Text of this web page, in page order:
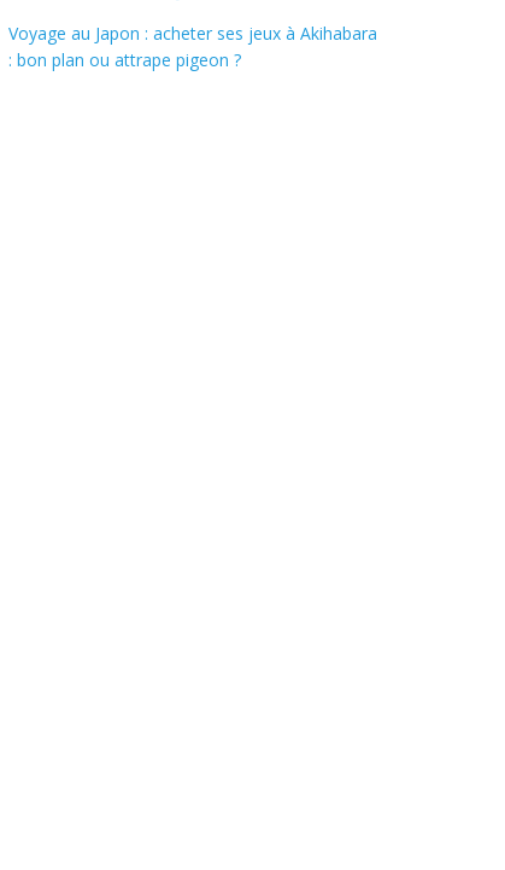
Voyage au Japon : acheter ses jeux à Akihabara
: bon plan ou attrape pigeon ?